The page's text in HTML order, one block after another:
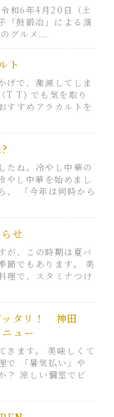
和6年4月20日（土
「鼓鍛冶」による演
グルメ...
ト
げで、激減してしま
T T) でも気を取り
すすめアラカルトを
たね。冷やし中華の
やし中華を始めまし
、 「今年は何時から
せ
が、この時期は夏バ
節でもあります。 美
理で、スタミナつけ
ッタリ！ 神田
ュー
きます。 美味しくて
で 「暑気払い」や
？ 涼しい個室でビ